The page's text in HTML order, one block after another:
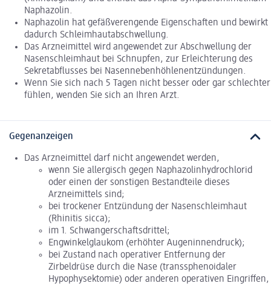
Naphazolin.
Naphazolin hat gefäßverengende Eigenschaften und bewirkt
dadurch Schleimhautabschwellung.
Das Arzneimittel wird angewendet zur Abschwellung der
Nasenschleimhaut bei Schnupfen, zur Erleichterung des
Sekretabflusses bei Nasennebenhöhlenentzündungen.
Wenn Sie sich nach 5 Tagen nicht besser oder gar schlechter
fühlen, wenden Sie sich an Ihren Arzt.
Gegenanzeigen
Das Arzneimittel darf nicht angewendet werden,
wenn Sie allergisch gegen Naphazolinhydrochlorid
oder einen der sonstigen Bestandteile dieses
Arzneimittels sind;
bei trockener Entzündung der Nasenschleimhaut
(Rhinitis sicca);
im 1. Schwangerschaftsdrittel;
Engwinkelglaukom (erhöhter Augeninnendruck);
bei Zustand nach operativer Entfernung der
Zirbeldrüse durch die Nase (transsphenoidaler
Hypophysektomie) oder anderen operativen Eingriffen,